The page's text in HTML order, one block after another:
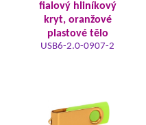
fialový hliníkový
kryt, oranžové
plastové tělo
USB6-2.0-0907-2